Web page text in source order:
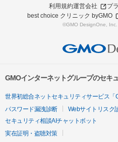
利用規約運営会社
プ
best choice クリニック byGMO
©GMO DesignOne, Inc.
GMOインターネットグループのセキ
世界初総合ネットセキュリティサービス「
パスワード漏洩診断
Webサイトリスク
セキュリティ相談AIチャットボット
実在証明・盗聴対策